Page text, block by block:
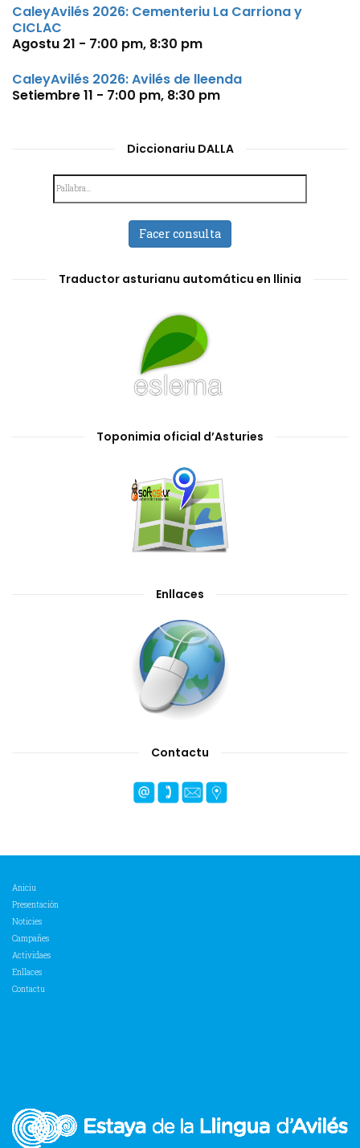
CaleyAvilés 2026: Cementeriu La Carriona y
CICLAC
Agostu 21 - 7:00 pm, 8:30 pm
CaleyAvilés 2026: Avilés de lleenda
Setiembre 11 - 7:00 pm, 8:30 pm
Diccionariu DALLA
Facer consulta
Traductor asturianu automáticu en llinia
Toponimia oficial d’Asturies
Enllaces
Contactu
Aniciu
Presentación
Noticies
Campañes
Actividaes
Enllaces
Contactu